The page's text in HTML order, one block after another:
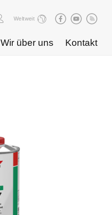
Weltweit
Wir über uns Kontakt